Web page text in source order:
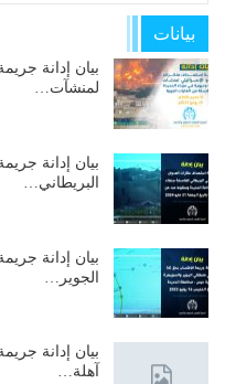
بيانات
بيان إدانة
لمنشآت…
بيان إدانة
البريطاني…
الجوير…
بيان إدانة
آهلة…